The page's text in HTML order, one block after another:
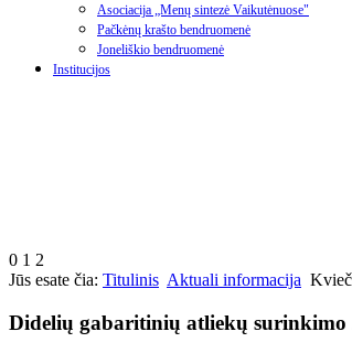
Asociacija „Menų sintezė Vaikutėnuose"
Pačkėnų krašto bendruomenė
Joneliškio bendruomenė
Institucijos
0 1 2
Jūs esate čia: Titulinis Aktuali informacija
Didelių gabaritinių atliekų surinkimo